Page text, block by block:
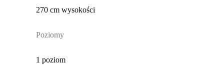
270 cm wysokości
Poziomy
1 poziom